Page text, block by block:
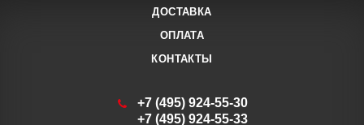
ДОСТАВКА
ОПЛАТА
КОНТАКТЫ
+7 (495) 924-55-30
+7 (495) 924-55-33